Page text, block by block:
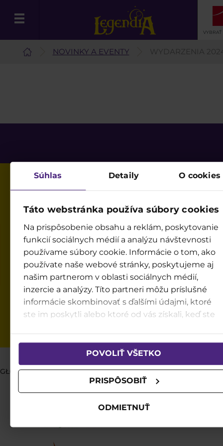
Súhlas Detaily O cookies
Táto webstránka používa súbory cookies
Na prispôsobenie obsahu a reklám, poskytovanie
funkcií sociálnych médií a analýzu návštevnosti
používame súbory cookie. Informácie o tom, ako
používate naše webové stránky, poskytujeme aj
našim partnerom v oblasti sociálnych médií,
inzercie a analýzy. Títo partneri môžu príslušné
informácie skombinovať s ďalšími údajmi, ktoré
ste im poskytli alebo ktoré od vás získali, keď ste
POVOLIŤ VŠETKO
PRISPÔSOBIŤ
ODMIETNUŤ
VYBRAŤ
NOVINKY A EVENTY WYDARZENIA
Infolinia GOPASS
(czynna codziennie od 8:00 do 16:00)
+48 12 420 70 78
info@gopass.pl
INFOCENTRUM LEGENDII
(w godz. działania parku )
info@legendia.pl
GŁÓWNI PARTNERZY